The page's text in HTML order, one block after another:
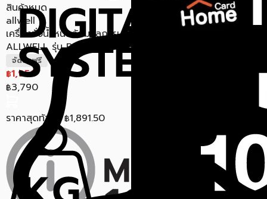
สินค้าหมด
allwell
เครื่องชั่งน้ำหนักวัดมวลกาย
ALLWELL รุ่น BODYA-PRO...
จัดส่งฟรี
฿1,950
฿3,790
ราคาสุดท้าย* ฿1,891.50
SIMPLE HEALTH
ขายแล้ว 5 ชิ้น
533.50